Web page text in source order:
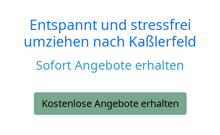
Entspannt und stressfrei
umziehen nach Kaßlerfeld
Sofort Angebote erhalten
Kostenlose Angebote erhalten